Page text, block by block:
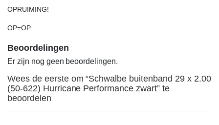
OPRUIMING!
OP=OP
Beoordelingen
Er zijn nog geen beoordelingen.
Wees de eerste om “Schwalbe buitenband 29 x 2.00
(50-622) Hurricane Performance zwart” te
beoordelen